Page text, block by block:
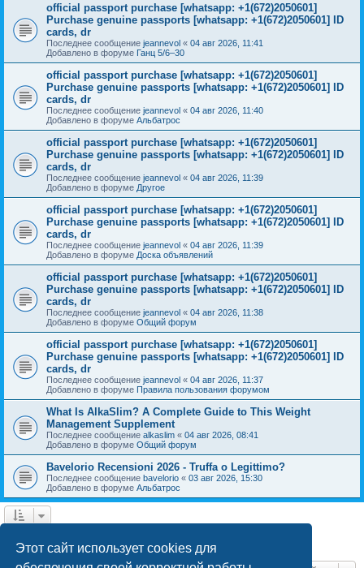
Этот сайт использует cookies для
official passport purchase [whatsapp: +1(672)2050601]
Purchase genuine passports [whatsapp: +1(672)2050601] ID
cards, dr
Последнее сообщение jeannevol « 04 авг 2026, 11:41
Добавлено в форуме Ганц 5/6–30
official passport purchase [whatsapp: +1(672)2050601]
Purchase genuine passports [whatsapp: +1(672)2050601] ID
cards, dr
Последнее сообщение jeannevol « 04 авг 2026, 11:40
Добавлено в форуме Альбатрос
official passport purchase [whatsapp: +1(672)2050601]
Purchase genuine passports [whatsapp: +1(672)2050601] ID
cards, dr
Последнее сообщение jeannevol « 04 авг 2026, 11:39
Добавлено в форуме Другое
official passport purchase [whatsapp: +1(672)2050601]
Purchase genuine passports [whatsapp: +1(672)2050601] ID
cards, dr
Последнее сообщение jeannevol « 04 авг 2026, 11:39
Добавлено в форуме Доска объявлений
official passport purchase [whatsapp: +1(672)2050601]
Purchase genuine passports [whatsapp: +1(672)2050601] ID
cards, dr
Последнее сообщение jeannevol « 04 авг 2026, 11:38
Добавлено в форуме Общий форум
official passport purchase [whatsapp: +1(672)2050601]
Purchase genuine passports [whatsapp: +1(672)2050601] ID
cards, dr
Последнее сообщение jeannevol « 04 авг 2026, 11:37
Добавлено в форуме Правила пользования форумом
What Is AlkaSlim? A Complete Guide to This Weight
Management Supplement
Последнее сообщение alkaslim « 04 авг 2026, 08:41
Добавлено в форуме Общий форум
Bavelorio Recensioni 2026 - Truffa o Legittimo?
Последнее сообщение bavelorio « 03 авг 2026, 15:30
Добавлено в форуме Альбатрос